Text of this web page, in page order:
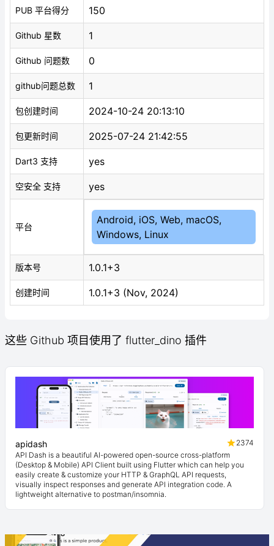
PUB 平台得分 150
Github 星数 1
Github 问题数 0
github问题总数 1
包创建时间 2024-10-24 20:13:10
包更新时间 2025-07-24 21:42:55
Dart3 支持 yes
空安全 支持 yes
平台
Android, iOS, Web, macOS,
Windows, Linux
版本号 1.0.1+3
创建时间 1.0.1+3 (Nov, 2024)
这些 Github 项目使用了 flutter_dino 插件
apidash
2374
API Dash is a beautiful AI-powered open-source cross-platform
(Desktop & Mobile) API Client built using Flutter which can help you
easily create & customize your HTTP & GraphQL API requests,
visually inspect responses and generate API integration code. A
lightweight alternative to postman/insomnia.